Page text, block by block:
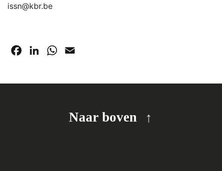
issn@kbr.be
FacebookLinkedInWhatsApp
Naar boven